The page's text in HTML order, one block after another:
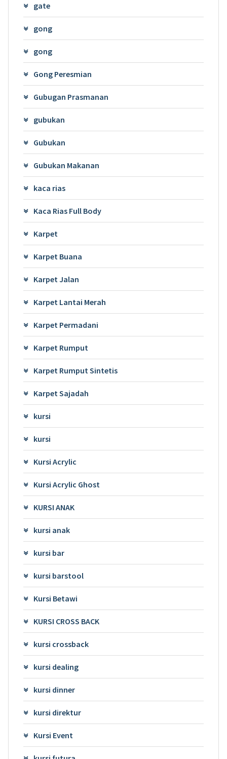
gate
gong
gong
Gong Peresmian
Gubugan Prasmanan
gubukan
Gubukan
Gubukan Makanan
kaca rias
Kaca Rias Full Body
Karpet
Karpet Buana
Karpet Jalan
Karpet Lantai Merah
Karpet Permadani
Karpet Rumput
Karpet Rumput Sintetis
Karpet Sajadah
kursi
kursi
Kursi Acrylic
Kursi Acrylic Ghost
KURSI ANAK
kursi anak
kursi bar
kursi barstool
Kursi Betawi
KURSI CROSS BACK
kursi crossback
kursi dealing
kursi dinner
kursi direktur
Kursi Event